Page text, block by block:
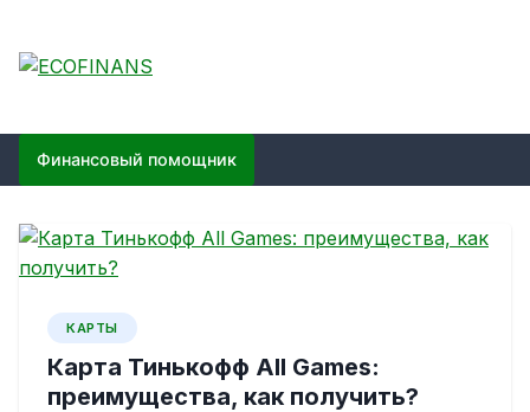
content
ECOFINANS
Финансовый помощник
КАРТЫ
Карта Тинькофф All Games:
преимущества, как получить?